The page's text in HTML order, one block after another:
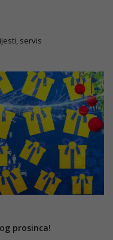
servis
prosinca!